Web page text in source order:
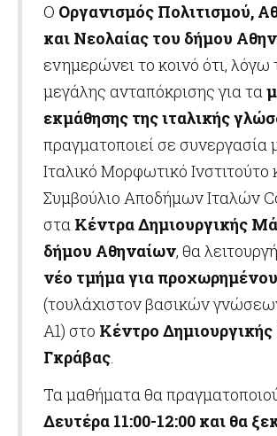
Ο Οργανισμός Πολιτισμού,
και Νεολαίας του δήμου
ενημερώνει το κοινό ότι, λόγω
μεγάλης ανταπόκρισης για τα
εκμάθησης της ιταλικής
πραγματοποιεί σε συνεργασία
Ιταλικό Μορφωτικό Ινστιτούτο
Συμβούλιο Αποδήμων Ιταλών
στα Κέντρα Δημιουργικής
δήμου Αθηναίων, θα
νέο τμήμα για
(τουλάχιστον βασικών
Α1) στο Κέντρο
Γκράβας.
Τα μαθήματα θα
Δευτέρα 11:00-12:00 και θα